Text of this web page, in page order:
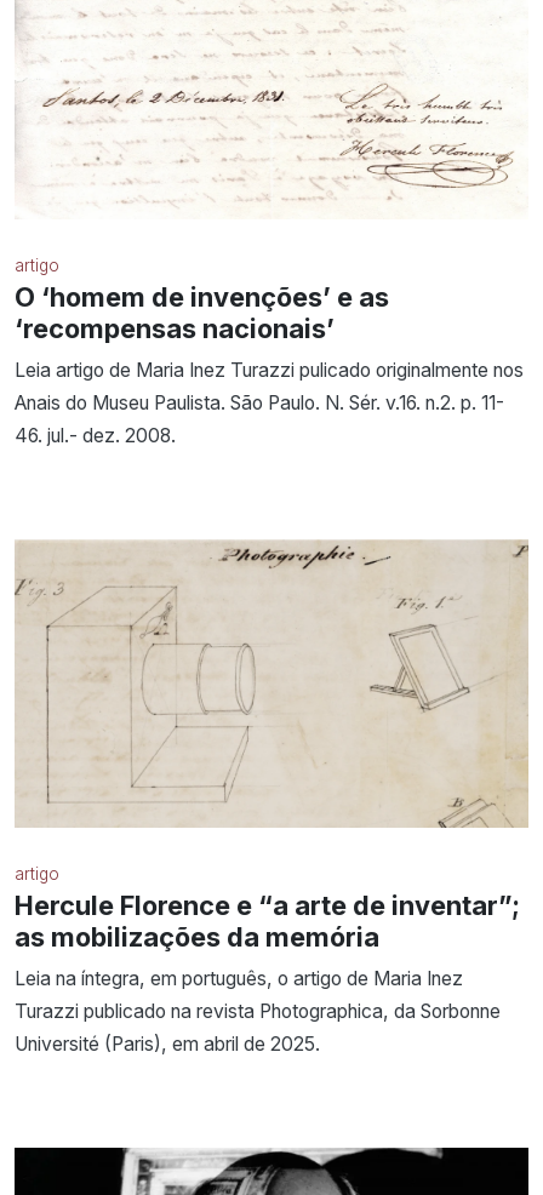
artigo
O ‘homem de invenções’ e as
‘recompensas nacionais’
Leia artigo de Maria Inez Turazzi pulicado originalmente nos
Anais do Museu Paulista. São Paulo. N. Sér. v.16. n.2. p. 11-
46. jul.- dez. 2008.
artigo
Hercule Florence e “a arte de inventar”;
as mobilizações da memória
Leia na íntegra, em português, o artigo de Maria Inez
Turazzi publicado na revista Photographica, da Sorbonne
Université (Paris), em abril de 2025.